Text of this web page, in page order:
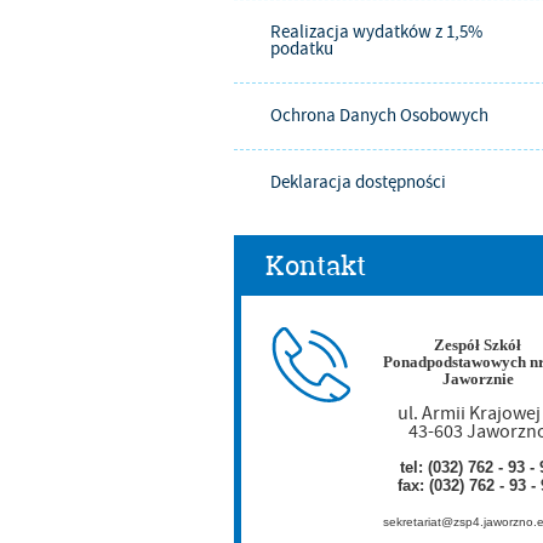
Realizacja wydatków z 1,5%
podatku
Ochrona Danych Osobowych
Deklaracja dostępności
Kontakt
Zespół Szkół
Ponadpodstawowych
Jaworznie
ul. Armii Krajowej
43-603
tel: (032) 762 - 93 -
fax: (032) 762 - 93 -